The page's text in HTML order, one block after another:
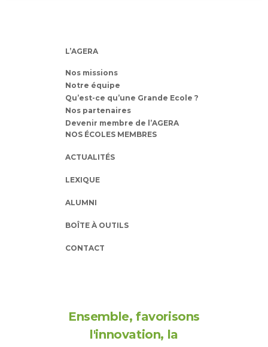
L’AGERA
Nos missions
Notre équipe
Qu’est-ce qu’une Grande Ecole ?
Nos partenaires
Devenir membre de l’AGERA
NOS ÉCOLES MEMBRES
ACTUALITÉS
LEXIQUE
ALUMNI
BOÎTE À OUTILS
CONTACT
Ensemble, favorisons
l'innovation, la